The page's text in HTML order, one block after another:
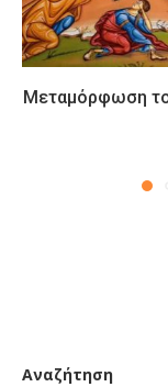
Μεταμόρφωση
Αναζήτηση